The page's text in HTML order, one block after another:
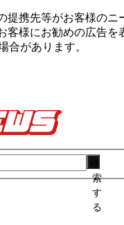
提携先等がお客様のニ
客様にお勧めの広告を
合があります。
索
す
る